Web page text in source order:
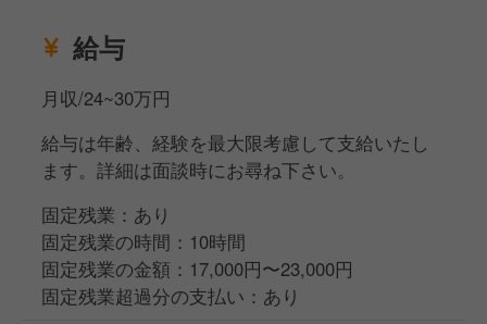
給与
月収/24~30万円
給与は年齢、経験を最大限考慮して支給いたし
ます。詳細は面談時にお尋ね下さい。
固定残業：あり
固定残業の時間：10時間
固定残業の金額：17,000円〜23,000円
固定残業超過分の支払い：あり